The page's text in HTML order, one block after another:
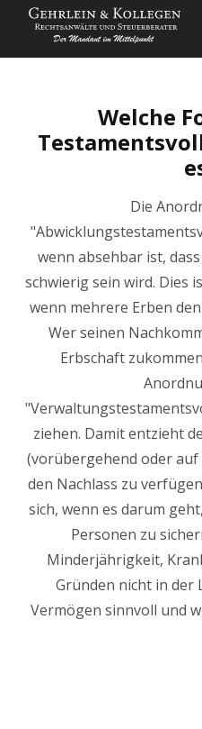
Welche
Die
wenn absehbar ist,
schwierig sein wird. Dies
wenn mehrere Erben
Wer seinen
Erbschaft
ziehen. Damit entzieht
(vorübergehend oder
den Nachlass zu
sich, wenn es darum
Personen zu
Minderjährigkeit,
Gründen nicht in der
Vermögen sinnvoll und